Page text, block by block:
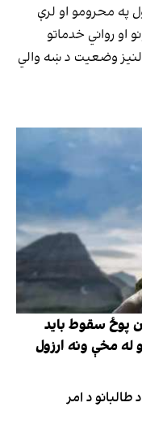
په محرومو او لرې
او رواني خدماتو
وضعیت د ښه والي
پوځ سقوط باید
پېښو له مخې ونه ارزول
د امر